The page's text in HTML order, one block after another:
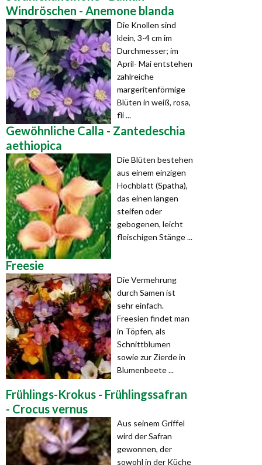
Windröschen - Anemone blanda
Die Knollen sind
klein, 3-4 cm im
Durchmesser; im
April- Mai entstehen
zahlreiche
margeritenförmige
Blüten in weiß, rosa,
fli ...
Gewöhnliche Calla - Zantedeschia
aethiopica
Die Blüten bestehen
aus einem einzigen
Hochblatt (Spatha),
das einen langen
steifen oder
gebogenen, leicht
fleischigen Stänge ...
Freesie
Die Vermehrung
durch Samen ist
sehr einfach.
Freesien findet man
in Töpfen, als
Schnittblumen
sowie zur Zierde in
Blumenbeete ...
Frühlings-Krokus - Frühlingssafran
- Crocus vernus
Aus seinem Griffel
wird der Safran
gewonnen, der
sowohl in der Küche